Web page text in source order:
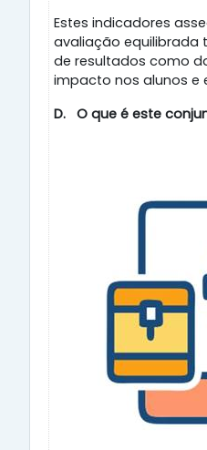
Estes indicadores
avaliação equilibrada
de resultados como
impacto nos alunos e
D. O que é este